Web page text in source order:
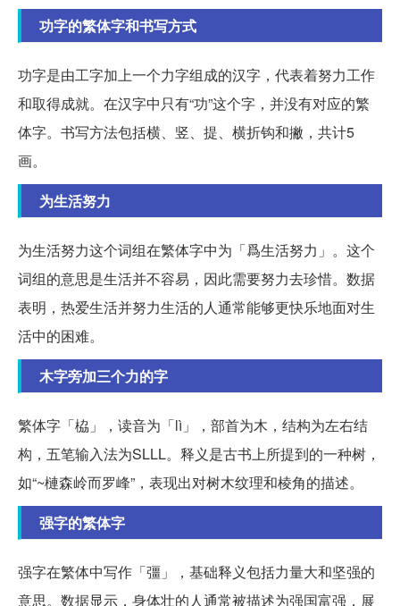
功字的繁体字和书写方式
功字是由工字加上一个力字组成的汉字，代表着努力工作
和取得成就。在汉字中只有“功”这个字，并没有对应的繁
体字。书写方法包括横、竖、提、横折钩和撇，共计5
画。
为生活努力
为生活努力这个词组在繁体字中为「爲生活努力」。这个
词组的意思是生活并不容易，因此需要努力去珍惜。数据
表明，热爱生活并努力生活的人通常能够更快乐地面对生
活中的困难。
木字旁加三个力的字
繁体字「栛」，读音为「lì」，部首为木，结构为左右结
构，五笔输入法为SLLL。释义是古书上所提到的一种树，
如“~槤森岭而罗峰”，表现出对树木纹理和棱角的描述。
强字的繁体字
强字在繁体中写作「彊」，基础释义包括力量大和坚强的
意思。数据显示，身体壮的人通常被描述为强国富强，展